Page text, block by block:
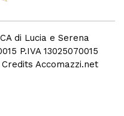
di Lucia e Serena
P.IVA 13025070015
Accomazzi.net